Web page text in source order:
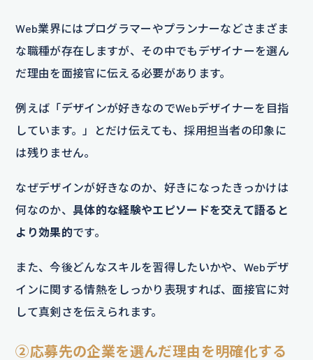
Web業界にはプログラマーやプランナーなどさまざま
な職種が存在しますが、その中でもデザイナーを選ん
だ理由を面接官に伝える必要があります。
例えば「デザインが好きなのでWebデザイナーを目指
しています。」とだけ伝えても、採用担当者の印象に
は残りません。
なぜデザインが好きなのか、好きになったきっかけは
何なのか、 具体的な経験やエピソードを交えて語ると
より効果的です。
また、今後どんなスキルを習得したいかや、Webデザ
インに関する情熱をしっかり表現すれば、面接官に対
して真剣さを伝えられます。
②応募先の企業を選んだ理由を明確化する